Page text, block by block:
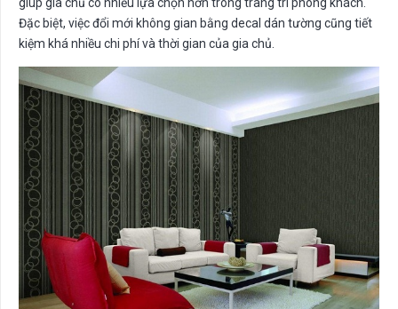
Đặc biệt, việc đổi mới không gian bằng decal dán tường cũng tiết
kiệm khá nhiều chi phí và thời gian của gia chủ.